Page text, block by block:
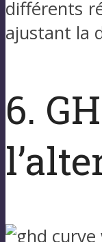
différents
ajustant la
6.